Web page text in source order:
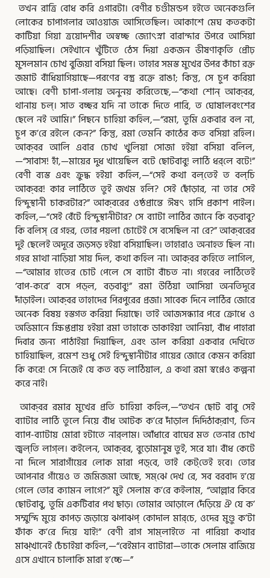
তখন রাত্রি বোধ করি এগারটা। বেণীর চণ্ডীমন্ডপ হইতে অনেকগুলি
লোকের চাপাগলার আওয়াজ আসিতেছিল। আকাশে মেঘ কতকটা
কাটিয়া গিয়া ত্রয়োদশীর অস্বচ্ছ জ্যোৎস্না বারান্দার উপরে আসিয়া
পড়িয়াছিল। সেইখানে খুঁটিতে ঠেস দিয়া একজন ভীষণাকৃতি প্রৌঢ়
মুসলমান চোখ বুজিয়া বসিয়া ছিল। তাহার সমস্ত মুখের উপর কাঁচা রক্ত
জমাট বাঁধিয়াগিয়াছে—পরণের বস্ত্র রক্তে রাঙা; কিন্তু, সে চুপ করিয়া
আছে। বেণী চাপা-গলায় অনুনয় করিতেছে,—“কথা শোন্‌আক্‌বর,
থানায় চল্‌। সাত বচ্ছর যদি না তাকে দিতে পারি, ত ঘোষালবংশের
ছেলে নই আমি।” পিছনে চাহিয়া কহিল,—“রমা, তুমি একবার বল না,
চুপ ক’রে রইলে কেন?” কিন্তু, রমা তেমনি কাঠের কত বসিয়া রহিল।
আক্‌বর আলি এবার চোখ খুলিয়া সোজা হইয়া বসিয়া বলিল,
—“সাবাস! হাঁ,—মায়ের দুধ খায়েছিল বটে ছোটবাবু! লাঠি ধর্‌লে বটে!”
বেণী ব্যস্ত এবং ক্রুদ্ধ হইয়া কহিল,—“সেই কথা বল্‌তেই ত বল্‌চি
আক্‌বর! কার লাঠিতে তুই জখম হলি? সেই ছোঁড়ার, না তার সেই
হিন্দুস্থানী চাকরটার?” আক্‌বরের ওষ্ঠপ্রান্তে ঈষৎ হাসি প্রকাশ পাইল।
কহিল,—“সেই বেঁটে হিন্দুস্থানীটার? সে ব্যাটা লাঠির জানে কি বড়বাবু?
কি বলিস্‌ রে গহর, তোর পয়লা চোটেই সে বসেছিল না রে?” আক্‌বরের
দুই ছেলেই অদূরে জড়সড় হইয়া বসিয়াছিল। তাহারাও অনাহত ছিল না।
গহর মাথা নাড়িয়া সায় দিল, কথা কহিল না। আক্‌বর কহিতে লাগিল,
—“আমার হাতের চোট পেলে সে ব্যাটা বাঁচত না। গহরের লাঠিতেই
‘বাপ-করে’ বসে পড়্‌ল, বড়বাবু!” রমা উঠিয়া আসিয়া অনতিদূরে
দাঁড়াইল। আক্‌বর তাহাদের পিরপুরের প্রজা। সাবেক দিনে লাঠির জোরে
অনেক বিষয় হস্তগত করিয়া দিয়াছে। তাই আজসন্ধ্যার পরে ক্রোধে ও
অভিমানে ক্ষিপ্তপ্রায় হইয়া রমা তাহাকে ডাকাইয়া আনিয়া, বাঁধ পাহারা
দিবার জন্য পাঠাইয়া দিয়াছিল, এবং ভাল করিয়া একবার দেখিতে
চাহিয়াছিল, রমেশ শুধু সেই হিন্দুস্থানীটার গায়ের জোরে কেমন করিয়া
কি করে! সে নিজেই যে কত বড় লাঠিয়াল, এ কথা রমা স্বপ্নেও কল্পনা
করে নাই।
আক্‌বর রমার মুখের প্রতি চাহিয়া কহিল,—“তখন ছোট বাবু সেই
ব্যাটার লাঠি তুলে নিয়ে বাঁধ আটক ক’রে দাঁড়াল দিদিঠাক্‌রাণ, তিন
ব্যাপ-ব্যাটায় মোরা হটাতে নার্‌লাম। আঁধারে বাঘের মত তেনার চোখ
জ্বল্‌তি লাগ্‌ল। কইলেন, আক্‌বর, বুড়োমানুষ তুই, সরে যা। বাঁধ কেটে
না দিলে সারাগাঁয়ের লোক মারা পড়্‌বে, তাই কেট্‌তেই হবে। তোর
আপনার গাঁয়েও ত জমিজমা আছে, সম্‌ঝে দেখ রে, সব বরবাদ হ’য়ে
গেলে তোর ক্যামন লাগে?” মুই সেলাম ক’রে কইলাম, “আল্লার কিরে
ছোটবাবু, তুমি একটিবার পথ ছাড়। তোমার আড়ালে দেঁড়িয়ে ঐ যে ক’
সম্মুন্দি মুয়ে কাপড় জড়ায়ে ঝপাঝপ্‌ কোদাল মার্‌চে, ওদের মুণ্ডু ক’টা
ফাঁক ক’রে দিয়ে যাই!” বেণী রাগ সাম্‌লাইতে না পারিয়া কথার
মাঝ্‌খানেই চেঁচাইয়া কহিল,—“বেইমান ব্যাটারা—তাকে সেলাম বাজিয়ে
এসে এখানে চালাকি মারা হ’চ্চে—”